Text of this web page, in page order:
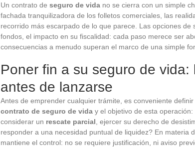
Un contrato de seguro de vida no se cierra con un simple
fachada tranquilizadora de los folletos comerciales, las
recorrido más escarpado de lo que parece. Las opciones
fondos, el impacto en su fiscalidad: cada paso merece ser
consecuencias a menudo superan el marco de una simple
Poner fin a su seguro de
antes de lanzarse
Antes de emprender cualquier trámite, es conveniente
contrato de seguro de vida y el objetivo de esta
considerar un rescate parcial , ejercer su derecho de
responder a una necesidad puntual de liquidez? En materia
mantiene el control: no se requiere justificación, ni aviso